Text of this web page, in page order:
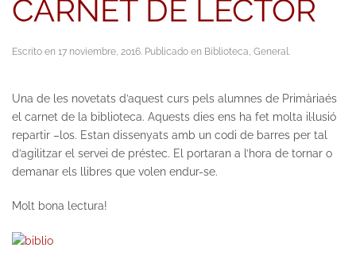
CARNET DE LECTOR
Escrito en 17 noviembre, 2016. Publicado en Biblioteca, General.
Una de les novetats d’aquest curs pels alumnes de Primàriaés
el carnet de la biblioteca. Aquests dies ens ha fet molta il·lusió
repartir –los. Estan dissenyats amb un codi de barres per tal
d’agilitzar el servei de préstec. El portaran a l’hora de tornar o
demanar els llibres que volen endur-se.
Molt bona lectura!